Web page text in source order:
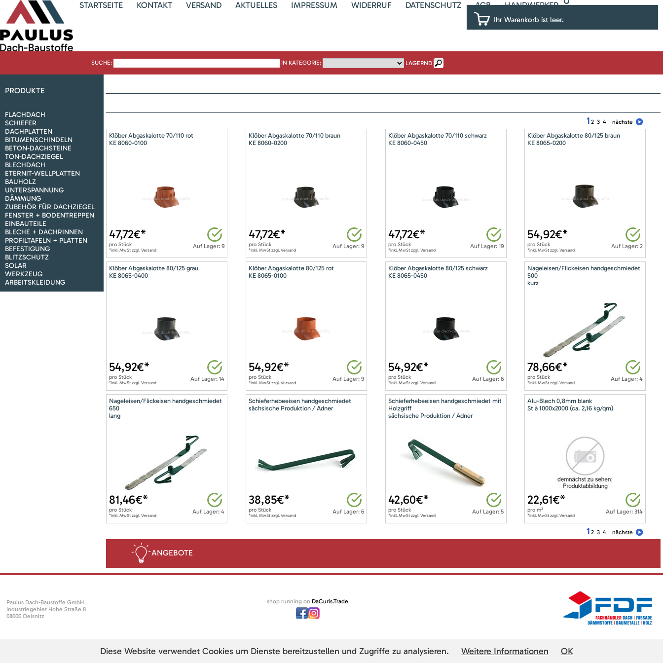
STARTSEITE KONTAKT VERSAND AKTUELLES IMPRESSUM WIDERRUF DATENSCHUTZ AGB HANDWERKER
Ihr Warenkorb ist leer.
SUCHE: IN KATEGORIE: LAGERND
PRODUKTE
FLACHDACH
SCHIEFER
DACHPLATTEN
BITUMENSCHINDELN
BETON-DACHSTEINE
TON-DACHZIEGEL
BLECHDACH
ETERNIT-WELLPLATTEN
BAUHOLZ
UNTERSPANNUNG
DÄMMUNG
ZUBEHÖR FÜR DACHZIEGEL
FENSTER + BODENTREPPEN
EINBAUTEILE
BLECHE + DACHRINNEN
PROFILTAFELN + PLATTEN
BEFESTIGUNG
BLITZSCHUTZ
SOLAR
WERKZEUG
ARBEITSKLEIDUNG
1 2 3 4 nächste
Klöber Abgaskalotte 70/110 rot
KE 8060-0100
Auf Lager: 9
47,72€*
pro Stück
*inkl. MwSt zzgl. Versand
Klöber Abgaskalotte 70/110 braun
KE 8060-0200
Auf Lager: 9
47,72€*
pro Stück
*inkl. MwSt zzgl. Versand
Klöber Abgaskalotte 70/110 schwarz
KE 8060-0450
Auf Lager: 19
47,72€*
pro Stück
*inkl. MwSt zzgl. Versand
Klöber Abgaskalotte 80/125 braun
KE 8065-0200
Auf Lager: 2
54,92€*
proStück
*inkl. MwSt zzgl. Versand
Klöber Abgaskalotte 80/125 grau
KE 8065-0400
Auf Lager: 14
54,92€*
pro Stück
*inkl. MwSt zzgl. Versand
Klöber Abgaskalotte 80/125 rot
KE 8065-0100
Auf Lager: 9
54,92€*
pro Stück
*inkl. MwSt zzgl. Versand
Klöber Abgaskalotte 80/125 schwarz
KE 8065-0450
Auf Lager: 6
54,92€*
pro Stück
*inkl. MwSt zzgl. Versand
Nageleisen/Flickeisen handgeschmiedet
500
kurz
Auf Lager: 4
78,66€*
proStück
*inkl. MwSt zzgl. Versand
Nageleisen/Flickeisen handgeschmiedet
650
lang
Auf Lager: 4
81,46€*
pro Stück
*inkl. MwSt zzgl. Versand
Schieferhebeeisen handgeschmiedet
sächsische Produktion / Adner
Auf Lager: 6
38,85€*
pro Stück
*inkl. MwSt zzgl. Versand
Schieferhebeeisen handgeschmiedet mit
Holzgriff
sächsische Produktion / Adner
Auf Lager: 5
42,60€*
pro Stück
*inkl. MwSt zzgl. Versand
Alu-Blech 0,8mm blank
St à 1000x2000 (ca. 2,16 kg/qm)
Auf Lager: 314
22,61€*
prom²
*inkl. MwSt zzgl. Versand
1 2 3 4 nächste
ANGEBOTE
Paulus Dach-Baustoffe GmbH
Industriegebiet Hohe Straße 8
08606 Oelsnitz
shop running on DaCuris.Trade
Diese Website verwendet Cookies um Dienste bereitzustellen und Zugriffe zu analysieren. Weitere Informationen OK